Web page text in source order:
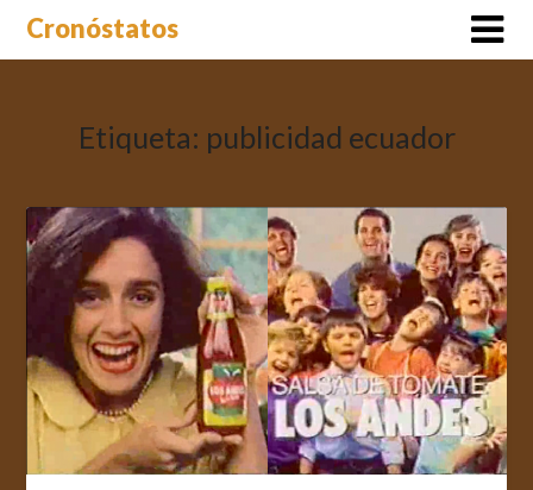
SaltarCronóstatos
Etiqueta: publicidad ecuador